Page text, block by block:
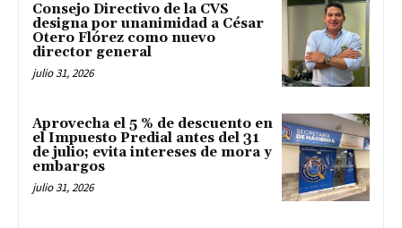
Consejo Directivo de la CVS
designa por unanimidad a César
Otero Flórez como nuevo
director general
julio 31, 2026
Aprovecha el 5 % de descuento en
el Impuesto Predial antes del 31
de julio; evita intereses de mora y
embargos
julio 31, 2026